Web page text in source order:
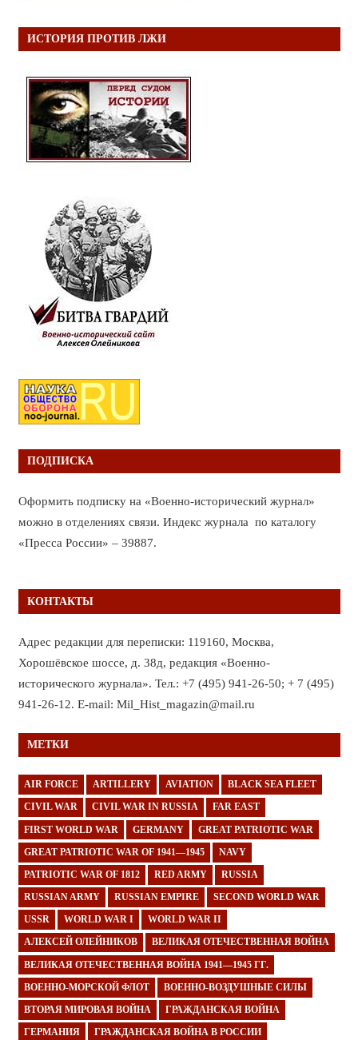
ИСТОРИЯ ПРОТИВ ЛЖИ
ПОДПИСКА
Оформить подписку на «Военно-исторический журнал»
можно в отделениях связи. Индекс журнала по каталогу
«Пресса России» – 39887.
КОНТАКТЫ
Адрес редакции для переписки: 119160, Москва,
Хорошёвское шоссе, д. 38д, редакция «Военно-
исторического журнала». Тел.: +7 (495) 941-26-50; + 7 (495)
941-26-12. E-mail: Mil_Hist_magazin@mail.ru
МЕТКИ
AIR FORCE ARTILLERY AVIATION BLACK SEA FLEET
CIVIL WAR CIVIL WAR IN RUSSIA FAR EAST
FIRST WORLD WAR GERMANY GREAT PATRIOTIC WAR
GREAT PATRIOTIC WAR OF 1941—1945 NAVY
PATRIOTIC WAR OF 1812 RED ARMY RUSSIA
RUSSIAN ARMY RUSSIAN EMPIRE SECOND WORLD WAR
USSR WORLD WAR I WORLD WAR II
АЛЕКСЕЙ ОЛЕЙНИКОВ ВЕЛИКАЯ ОТЕЧЕСТВЕННАЯ ВОЙНА
ВЕЛИКАЯ ОТЕЧЕСТВЕННАЯ ВОЙНА 1941—1945 ГГ.
ВОЕННО-МОРСКОЙ ФЛОТ ВОЕННО-ВОЗДУШНЫЕ СИЛЫ
ВТОРАЯ МИРОВАЯ ВОЙНА ГРАЖДАНСКАЯ ВОЙНА
ГЕРМАНИЯ ГРАЖДАНСКАЯ ВОЙНА В РОССИИ